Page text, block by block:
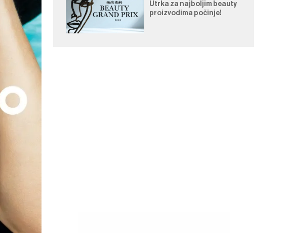
Utrka za najboljim beauty
proizvodima počinje!